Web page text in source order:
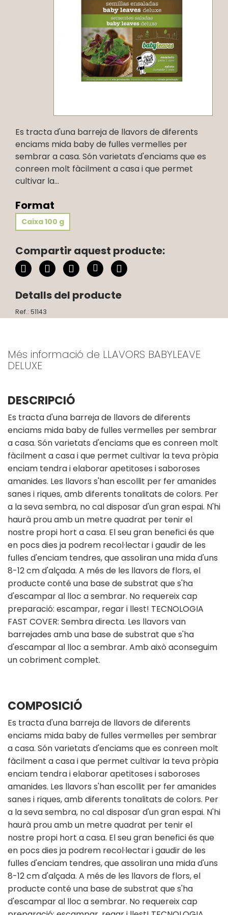
Es tracta d'una barreja de llavors de diferents
enciams mida baby de fulles vermelles per
sembrar a casa. Són varietats d'enciams que es
conreen molt fàcilment a casa i que permet
cultivar la...
Format
Caixa 100 g
Compartir aquest producte:
Detalls del producte
Ref.: 51143
Més informació de LLAVORS BABYLEAVE
DELUXE
DESCRIPCIÓ
Es tracta d'una barreja de llavors de diferents
enciams mida baby de fulles vermelles per sembrar
a casa. Són varietats d'enciams que es conreen molt
fàcilment a casa i que permet cultivar la teva pròpia
enciam tendra i elaborar apetitoses i saboroses
amanides. Les llavors s'han escollit per fer amanides
sanes i riques, amb diferents tonalitats de colors. Per
a la seva sembra, no cal disposar d'un gran espai. N'hi
haurà prou amb un metre quadrat per tenir el
nostre propi hort a casa. El seu gran benefici és que
en pocs dies ja podrem recol·lectar i gaudir de les
fulles d'enciam tendres, que assoliran una mida d'uns
8-12 cm d'alçada. A més de les llavors de flors, el
producte conté una base de substrat que s'ha
d'escampar al lloc a sembrar. No requereix cap
preparació: escampar, regar i llest! TECNOLOGIA
FAST COVER: Sembra directa. Les llavors van
barrejades amb una base de substrat que s'ha
d'escampar al lloc a sembrar. Amb això aconseguim
un cobriment complet.
COMPOSICIÓ
Es tracta d'una barreja de llavors de diferents
enciams mida baby de fulles vermelles per sembrar
a casa. Són varietats d'enciams que es conreen molt
fàcilment a casa i que permet cultivar la teva pròpia
enciam tendra i elaborar apetitoses i saboroses
amanides. Les llavors s'han escollit per fer amanides
sanes i riques, amb diferents tonalitats de colors. Per
a la seva sembra, no cal disposar d'un gran espai. N'hi
haurà prou amb un metre quadrat per tenir el
nostre propi hort a casa. El seu gran benefici és que
en pocs dies ja podrem recol·lectar i gaudir de les
fulles d'enciam tendres, que assoliran una mida d'uns
8-12 cm d'alçada. A més de les llavors de flors, el
producte conté una base de substrat que s'ha
d'escampar al lloc a sembrar. No requereix cap